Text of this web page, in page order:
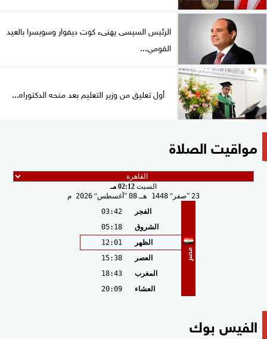
الرئيس السيسى يهنىء كوت ديفوار وسويسرا بالعيد
القومي...
أول تعليق من وزير التعليم بعد منحه الدكتوراه...
مواقيت الصلاة
السبت 02:12 مـ
23
صفر 1448 هـ 08 أغسطس 2026 م
مصر
الفجر
03:42
الشروق
05:18
الظهر
12:01
العصر
15:38
المغرب
18:43
العشاء
20:09
الفيس بوك